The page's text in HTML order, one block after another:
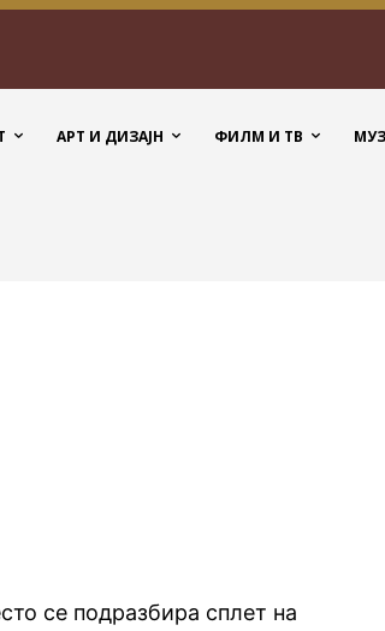
АРТ И ДИЗАЈН ФИЛМ И ТВ
се подразбира сплет на